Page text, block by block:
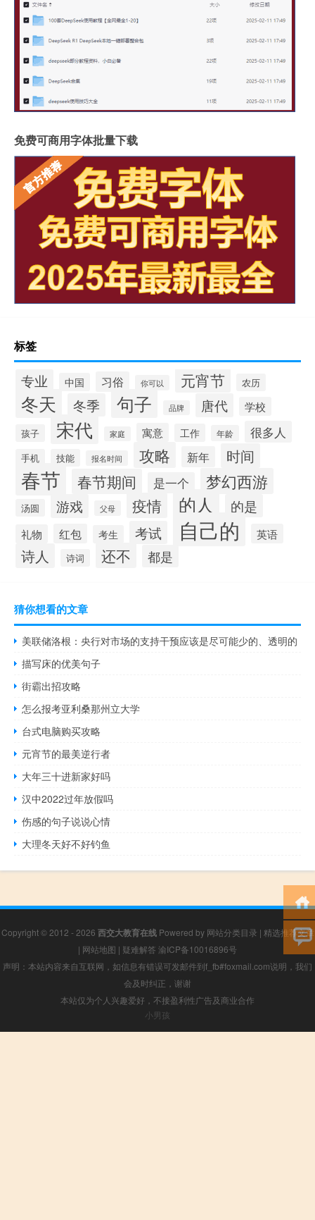
免费可商用字体批量下载
标签
专业 中国 习俗 你可以 元宵节 农历
冬天 冬季 句子 品牌 唐代 学校
孩子 宋代 家庭 寓意 工作 年龄 很多人
手机 技能 报名时间 攻略 新年 时间
春节 春节期间 是一个 梦幻西游
汤圆 游戏 父母 疫情 的人 的是
礼物 红包 考生 考试 自己的 英语
诗人 诗词 还不 都是
猜你想看的文章
美联储洛根：央行对市场的支持干预应该是尽可能少的、透明的
描写床的优美句子
街霸出招攻略
怎么报考亚利桑那州立大学
台式电脑购买攻略
元宵节的最美逆行者
大年三十进新家好吗
汉中2022过年放假吗
伤感的句子说说心情
大理冬天好不好钓鱼
Copyright © 2012 - 2026 西交大教育在线Powered by 网站分类目录 | 精选推荐文章
| 网站地图 | 疑难解答 渝ICP备10016896号
声明：本站内容来自互联网，如信息有错误可发邮件到f_fb#foxmail.com说明，我们
会及时纠正，谢谢
本站仅为个人兴趣爱好，不接盈利性广告及商业合作
小男孩